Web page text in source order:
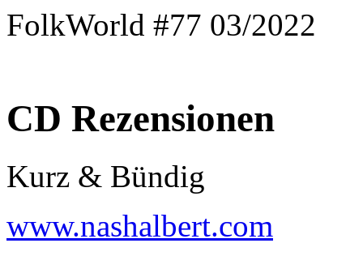
FolkWorld #77 03/2022
CD Rezensionen
Kurz & Bündig
www.nashalbert.com